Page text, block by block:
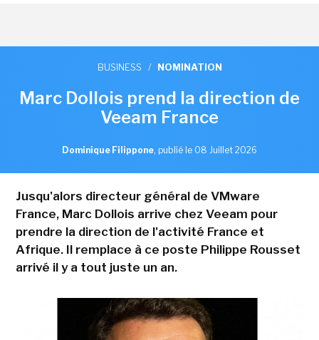
BUSINESS / NOMINATION
Marc Dollois prend la direction de
Veeam France
Dominique Filippone, publié le 08 Juillet 2026
Jusqu'alors directeur général de VMware
France, Marc Dollois arrive chez Veeam pour
prendre la direction de l'activité France et
Afrique. Il remplace à ce poste Philippe Rousset
arrivé il y a tout juste un an.